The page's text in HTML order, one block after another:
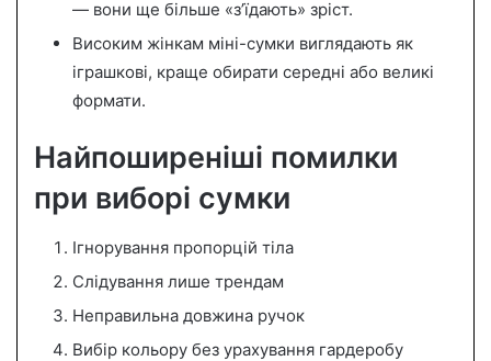
— вони ще більше «з’їдають» зріст.
Високим жінкам міні-сумки виглядають як
іграшкові, краще обирати середні або великі
формати.
Найпоширеніші помилки
при виборі сумки
Ігнорування пропорцій тіла
Слідування лише трендам
Неправильна довжина ручок
Вибір кольору без урахування гардеробу